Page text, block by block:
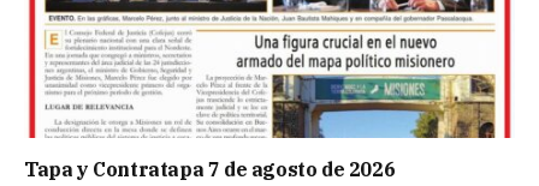
Tapa y Contratapa 7 de agosto de 2026